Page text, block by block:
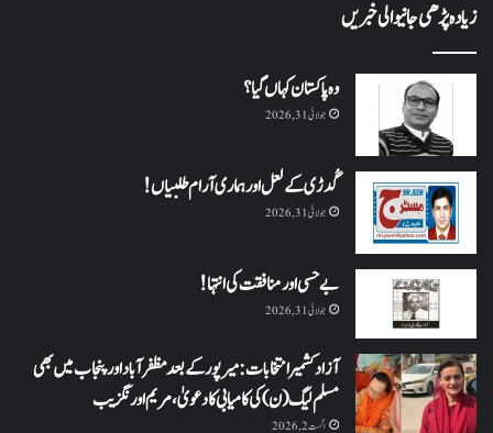
زیادہ پڑھی جانیوالی خبریں
وہ پاکستان کہاں گیا؟
جولائی 31, 2026
گُدڑی کے لعل اور ہماری آرام طلبیاں!
جولائی 31, 2026
بے حسی اور منافقت کی انتہا !
جولائی 31, 2026
آزاد کشمیر انتخابات: میرپور کے بعد مظفرآباد اور پنجاب میں بھی
مسلم لیگ (ن) کی کامیابی کا دعویٰ، مریم اورنگزیب
اگست 2, 2026